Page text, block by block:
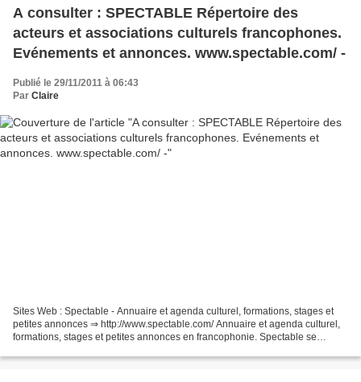
A consulter : SPECTABLE Répertoire des
acteurs et associations culturels francophones.
Evénements et annonces. www.spectable.com/ -
Publié le 29/11/2011 à 06:43
Par Claire
Sites Web : Spectable - Annuaire et agenda culturel, formations, stages et
petites annonces ⇒ http://www.spectable.com/ Annuaire et agenda culturel,
formations, stages et petites annonces en francophonie. Spectable se